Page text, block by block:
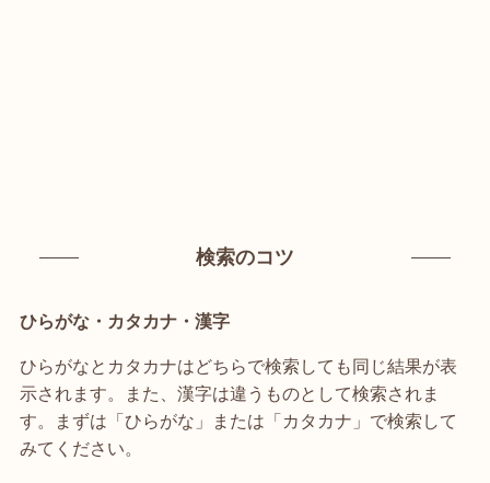
検索のコツ
ひらがな・カタカナ・漢字
ひらがなとカタカナはどちらで検索しても同じ結果が表
示されます。また、漢字は違うものとして検索されま
す。まずは「ひらがな」または「カタカナ」で検索して
みてください。